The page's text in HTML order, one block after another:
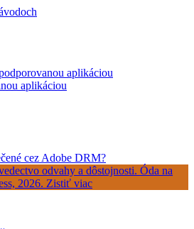
aplikáciou
aplikáciou
cez Adobe DRM?